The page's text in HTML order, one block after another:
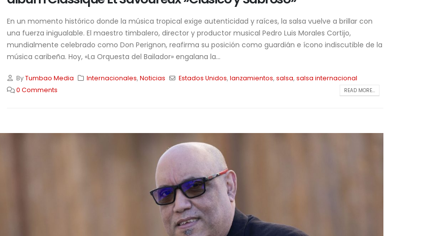
En un momento histórico donde la música tropical exige autenticidad y raíces, la salsa vuelve a brillar con
una fuerza inigualable. El maestro timbalero, director y productor musical Pedro Luis Morales Cortijo,
mundialmente celebrado como Don Perignon, reafirma su posición como guardián e ícono indiscutible de la
música caribeña. Hoy, «La Orquesta del Bailador» engalana la...
ByTumbao Media Internacionales,Noticias Estados Unidos, lanzamientos, salsa, salsa internacional
0 Comments
READ MORE...